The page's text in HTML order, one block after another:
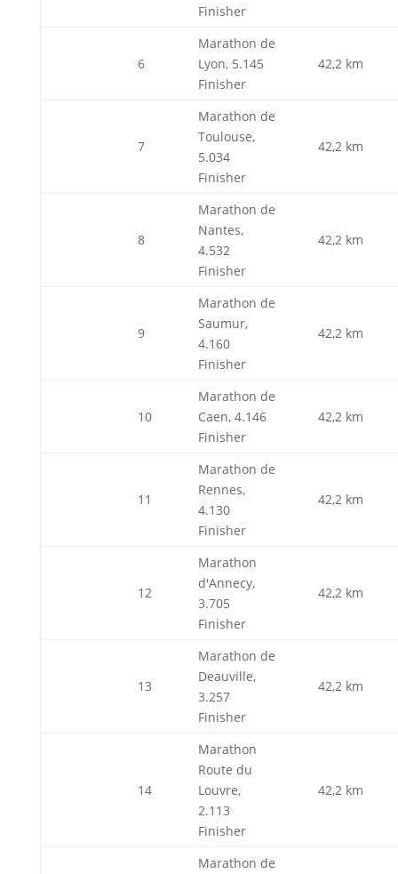
Finisher
6
Marathon de
Lyon, 5.145
Finisher
42,2 km
7
Marathon de
Toulouse,
5.034
Finisher
42,2 km
8
Marathon de
Nantes,
4.532
Finisher
42,2 km
9
Marathon de
Saumur,
4.160
Finisher
42,2 km
10
Marathon de
Caen, 4.146
Finisher
42,2 km
11
Marathon de
Rennes,
4.130
Finisher
42,2 km
12
Marathon
d'Annecy,
3.705
Finisher
42,2 km
13
Marathon de
Deauville,
3.257
Finisher
42,2 km
14
Marathon
Route du
Louvre,
2.113
Finisher
42,2 km
Marathon de